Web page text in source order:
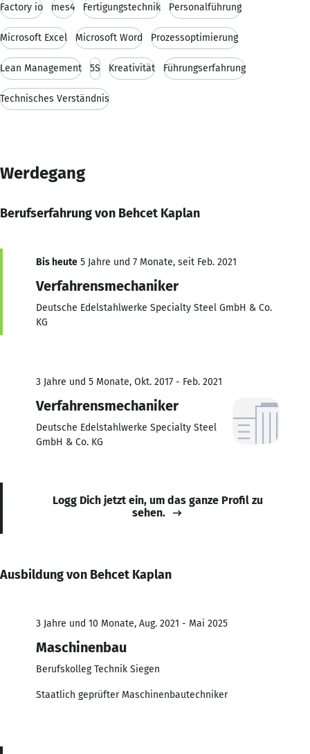
Factory io mes4 Fertigungstechnik Personalführung
Microsoft Excel Microsoft Word Prozessoptimierung
Lean Management 5S Kreativität Führungserfahrung
Technisches Verständnis
Werdegang
Berufserfahrung von Behcet Kaplan
Bis heute 5 Jahre und 7 Monate, seit Feb. 2021
Verfahrensmechaniker
Deutsche Edelstahlwerke Specialty Steel GmbH & Co.
KG
3 Jahre und 5 Monate, Okt. 2017 - Feb. 2021
Verfahrensmechaniker
Deutsche Edelstahlwerke Specialty Steel
GmbH & Co. KG
Logg Dich jetzt ein, um das ganze Profil zu
sehen.
Ausbildung von Behcet Kaplan
3 Jahre und 10 Monate, Aug. 2021 - Mai 2025
Maschinenbau
Berufskolleg Technik Siegen
Staatlich geprüfter Maschinenbautechniker